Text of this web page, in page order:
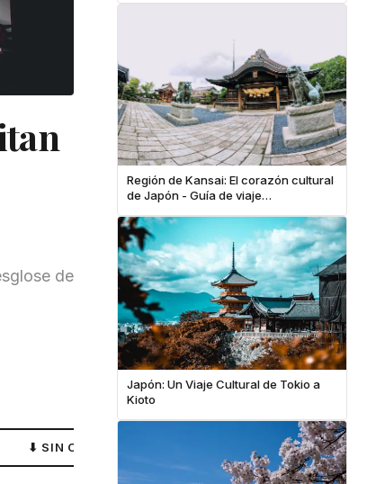
de
⬇ SIN CONEXIÓN
Región de Kansai: El corazón cultural
de Japón - Guía de viaje
Japón: Un Viaje Cultural de Tokio a
Kioto